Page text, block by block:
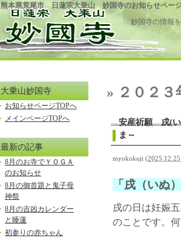
熊本県荒尾市 日蓮宗大乗山 妙国寺のお知らせペー
妙国寺の情報
» ２０２３
安産祈願 戌(
ま～
myokokuji (
「戌（いぬ
戌の日は妊娠
のことです。
大乗山妙国寺
お知らせページTOPへ
メインページTOPへ
最新の記事
8月のお寺でＹＯＧＡ
のお知らせ
8月の御首題と鬼子母
神祭
8月の吉凶カレンダー
と睡蓮
初参りの赤ちゃん